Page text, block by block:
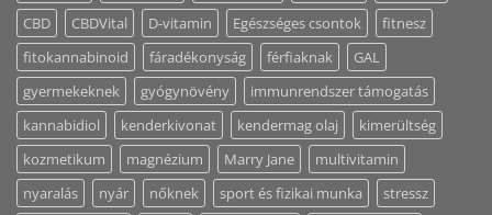
CBD
CBDVital D-vitamin Egészséges csontok
fitnesz
fitokannabinoid
fáradékonyság férfiaknak
GAL
gyermekeknek
gyógynövény
immunrendszer támogatás
kannabidiol
kenderkivonat kendermag olaj
kimerültség
kozmetikum
magnézium Marry Jane
multivitamin
nyaralás
nyár nőknek sport és fizikai munka
stressz